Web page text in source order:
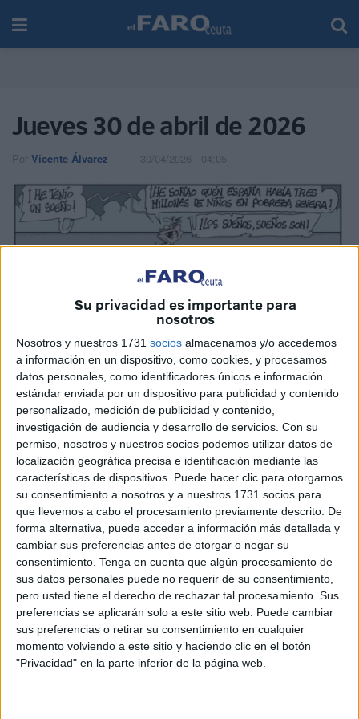
Su privacidad es importante para
nosotros
Nosotros y nuestros 1731 socios almacenamos y/o accedemos
a información en un dispositivo, como cookies, y procesamos
datos personales, como identificadores únicos e información
estándar enviada por un dispositivo para publicidad y contenido
personalizado, medición de publicidad y contenido,
investigación de audiencia y desarrollo de servicios. Con su
permiso, nosotros y nuestros socios podemos utilizar datos de
localización geográfica precisa e identificación mediante las
características de dispositivos. Puede hacer clic para otorgarnos
su consentimiento a nosotros y a nuestros 1731 socios para
que llevemos a cabo el procesamiento previamente descrito. De
forma alternativa, puede acceder a información más detallada y
cambiar sus preferencias antes de otorgar o negar su
consentimiento. Tenga en cuenta que algún procesamiento de
sus datos personales puede no requerir de su consentimiento,
pero usted tiene el derecho de rechazar tal procesamiento. Sus
preferencias se aplicarán solo a este sitio web. Puede cambiar
sus preferencias o retirar su consentimiento en cualquier
momento volviendo a este sitio y haciendo clic en el botón
"Privacidad" en la parte inferior de la página web.
Jueves 30 de abril de 2026
Por Vicente Álvarez 30/04/2026 - 04:05
RelatedPosts
Pilar Cancela: “No vamos a dejar sin
atención a ninguna persona que necesite
ayuda”
HACE 2 MINUTOS
El entorno de la sede de la Policía en
Colón, colapsado por cientos de
menores marroquíes
El cementerio de Sidi Embarek no puede
convertirse en un asentamiento
HACE 58 MINUTOS
Tarajal, la tragedia que no cesa: los GEAS
localizan otros 2 cadáveres